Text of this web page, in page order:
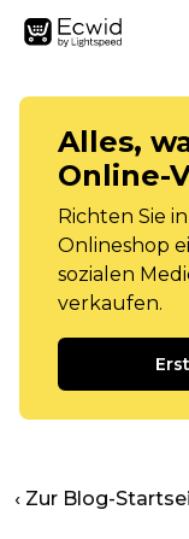
Alles,
Online-
Richten Sie
Onlineshop
sozialen
verkaufen.
‹ Zur Blog-